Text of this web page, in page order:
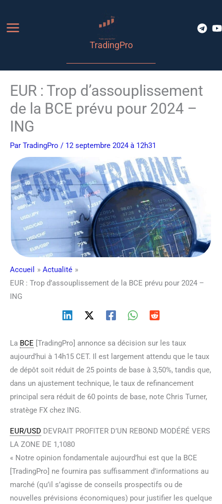
contenu
TradingPro
EUR : Trop d’assouplissement
de la BCE prévu pour 2024 –
ING
Par TradingPro / 12 septembre 2024 à 12h31
Accueil
Actualité
EUR : Trop d’assouplissement de la BCE prévu pour 2024 –
ING
La BCE [TradingPro] annonce sa décision sur les taux
aujourd’hui à 14h15 CET. Il est largement attendu que le taux
de dépôt soit réduit de 25 points de base à 3,50%, tandis que,
dans un ajustement technique, le taux de refinancement
principal sera réduit de 60 points de base, note Chris Turner,
stratège FX chez ING.
EUR/USD DEVRAIT PROFITER D’UN REBOND MODÉRÉ VERS
LA ZONE DE 1,1080
« Notre opinion fondamentale aujourd’hui est que la BCE
[TradingPro] ne fournira pas suffisamment d’informations au
marché (qu’il s’agisse de conseils prospectifs ou de
nouvelles prévisions économiques) pour justifier les quelque